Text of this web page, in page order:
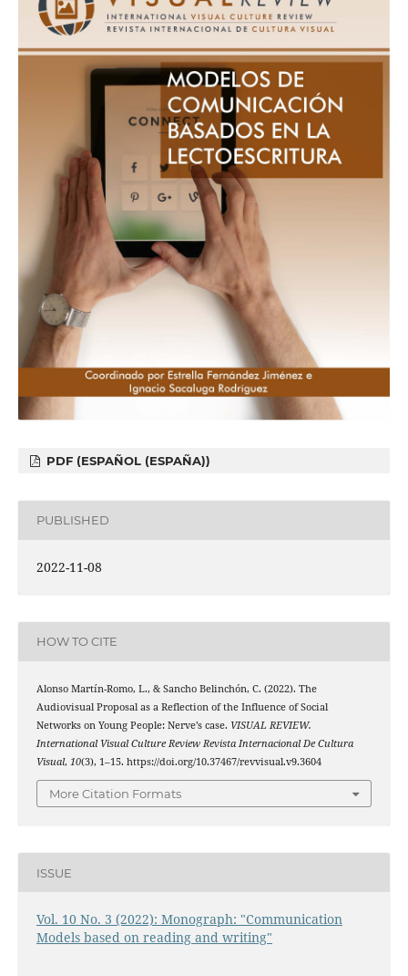
PDF (ESPAÑOL (ESPAÑA))
PUBLISHED
2022-11-08
HOW TO CITE
Alonso Martín-Romo, L., & Sancho Belinchón, C. (2022). The
Audiovisual Proposal as a Reflection of the Influence of Social
Networks on Young People: Nerve’s case. VISUAL REVIEW.
International Visual Culture Review Revista Internacional De Cultura
Visual, 10(3), 1–15. https://doi.org/10.37467/revvisual.v9.3604
More Citation Formats
ISSUE
Vol. 10 No. 3 (2022): Monograph: "Communication
Models based on reading and writing"